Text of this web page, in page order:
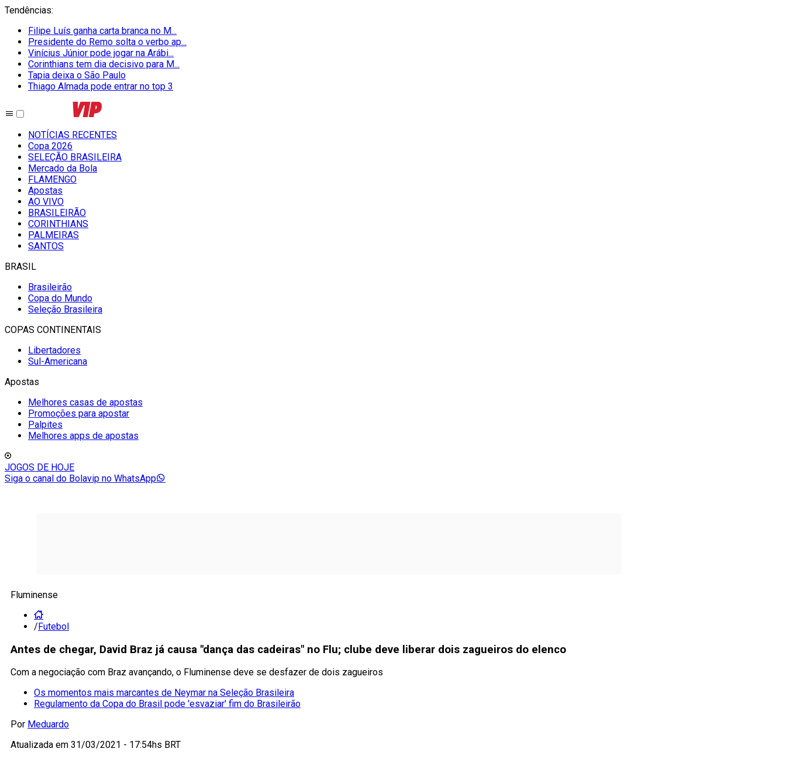
Tendências:
Filipe Luís ganha carta branca no M...
Presidente do Remo solta o verbo ap...
Vinícius Júnior pode jogar na Arábi...
Corinthians tem dia decisivo para M...
Tapia deixa o São Paulo
Thiago Almada pode entrar no top 3
NOTÍCIAS RECENTES
Copa 2026
SELEÇÃO BRASILEIRA
Mercado da Bola
FLAMENGO
Apostas
AO VIVO
BRASILEIRÃO
CORINTHIANS
PALMEIRAS
SANTOS
BRASIL
Brasileirão
Copa do Mundo
Seleção Brasileira
COPAS CONTINENTAIS
Libertadores
Sul-Americana
Apostas
Melhores casas de apostas
Promoções para apostar
Palpites
Melhores apps de apostas
JOGOS DE HOJE
Siga o canal do Bolavip no WhatsApp
Fluminense
/Futebol
Antes de chegar, David Braz já causa "dança das cadeiras" no Flu; clube deve liberar dois zagueiros do elenco
Com a negociação com Braz avançando, o Fluminense deve se desfazer de dois zagueiros
Os momentos mais marcantes de Neymar na Seleção Brasileira
Regulamento da Copa do Brasil pode 'esvaziar' fim do Brasileirão
Por Meduardo
Atualizada em 31/03/2021 - 17:54hs BRT